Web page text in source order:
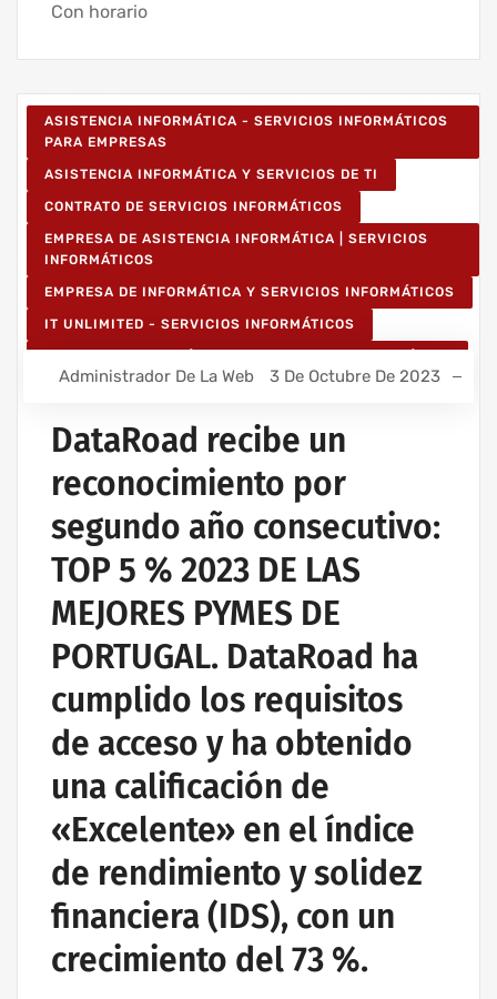
Con horario
ASISTENCIA INFORMÁTICA - SERVICIOS INFORMÁTICOS
PARA EMPRESAS
ASISTENCIA INFORMÁTICA Y SERVICIOS DE TI
CONTRATO DE SERVICIOS INFORMÁTICOS
EMPRESA DE ASISTENCIA INFORMÁTICA | SERVICIOS
INFORMÁTICOS
EMPRESA DE INFORMÁTICA Y SERVICIOS INFORMÁTICOS
IT UNLIMITED - SERVICIOS INFORMÁTICOS
Administrador De La Web 3 De Octubre De 2023
DataRoad recibe un
reconocimiento por
segundo año consecutivo:
TOP 5 % 2023 DE LAS
MEJORES PYMES DE
PORTUGAL. DataRoad ha
cumplido los requisitos
de acceso y ha obtenido
una calificación de
«Excelente» en el índice
de rendimiento y solidez
financiera (IDS), con un
crecimiento del 73 %.